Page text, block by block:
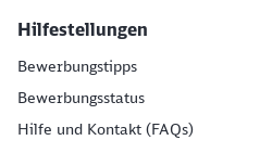
Hilfestellungen
Bewerbungstipps
Bewerbungsstatus
Hilfe und Kontakt (FAQs)